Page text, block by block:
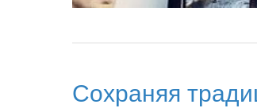
Сохраняя